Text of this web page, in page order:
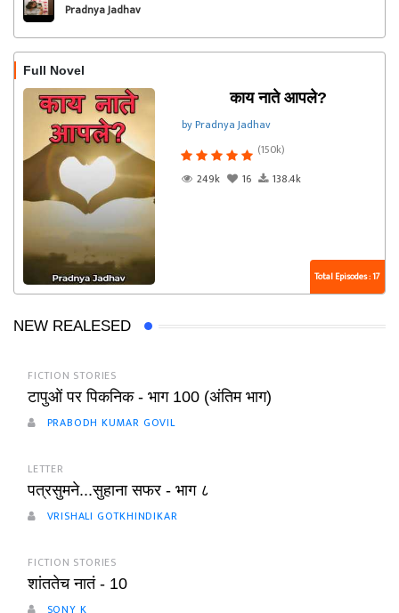
Pradnya Jadhav
Full Novel
काय नाते आपले?
by Pradnya Jadhav
(150k)
249k
16 138.4k
Total Episodes : 17
NEW REALESED
FICTION STORIES
टापुओं पर पिकनिक - भाग 100 (अंतिम भाग)
PRABODH KUMAR GOVIL
LETTER
पत्रसुमने...सुहाना सफर - भाग ८
VRISHALI GOTKHINDIKAR
FICTION STORIES
शांततेच नातं - 10